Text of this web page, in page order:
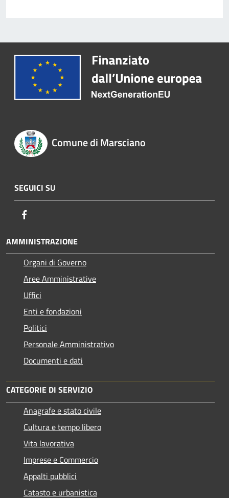
Comune di Marsciano
SEGUICI SU
AMMINISTRAZIONE
Organi di Governo
Aree Amministrative
Uffici
Enti e fondazioni
Politici
Personale Amministrativo
Documenti e dati
CATEGORIE DI SERVIZIO
Anagrafe e stato civile
Cultura e tempo libero
Vita lavorativa
Imprese e Commercio
Appalti pubblici
Catasto e urbanistica